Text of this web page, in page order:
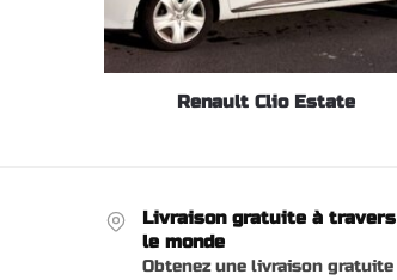
Renault Clio Estate
Livraison gratuite à travers
le monde
Obtenez une livraison gratuite